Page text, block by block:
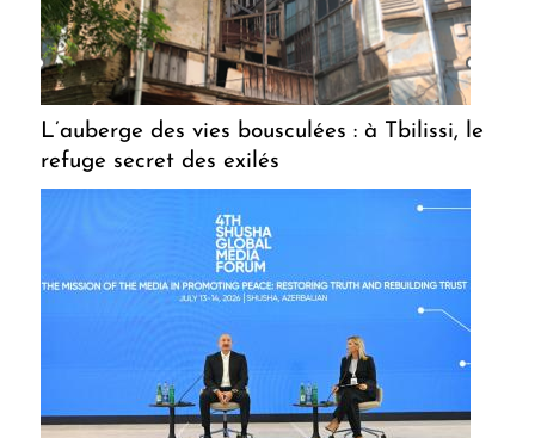
L’auberge des vies bousculées : à Tbilissi, le
refuge secret des exilés